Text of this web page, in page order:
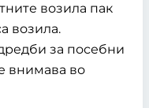
возила пак
возила.
за посебни
внимава во